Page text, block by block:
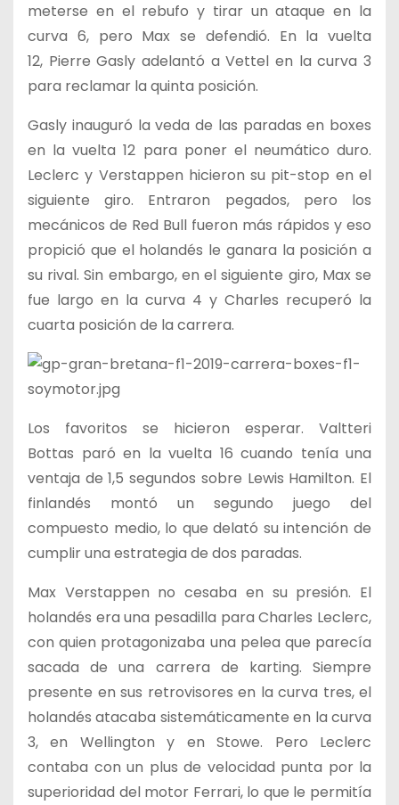
meterse en el rebufo y tirar un ataque en la
curva 6, pero Max se defendió. En la vuelta
12, Pierre Gasly adelantó a Vettel en la curva 3
para reclamar la quinta posición.
Gasly inauguró la veda de las paradas en boxes
en la vuelta 12 para poner el neumático duro.
Leclerc y Verstappen hicieron su pit-stop en el
siguiente giro. Entraron pegados, pero los
mecánicos de Red Bull fueron más rápidos y eso
propició que el holandés le ganara la posición a
su rival. Sin embargo, en el siguiente giro, Max se
fue largo en la curva 4 y Charles recuperó la
cuarta posición de la carrera.
Los favoritos se hicieron esperar. Valtteri
Bottas paró en la vuelta 16 cuando tenía una
ventaja de 1,5 segundos sobre Lewis Hamilton. El
finlandés montó un segundo juego del
compuesto medio, lo que delató su intención de
cumplir una estrategia de dos paradas.
Max Verstappen no cesaba en su presión. El
holandés era una pesadilla para Charles Leclerc,
con quien protagonizaba una pelea que parecía
sacada de una carrera de karting. Siempre
presente en sus retrovisores en la curva tres, el
holandés atacaba sistemáticamente en la curva
3, en Wellington y en Stowe. Pero Leclerc
contaba con un plus de velocidad punta por la
superioridad del motor Ferrari, lo que le permitía